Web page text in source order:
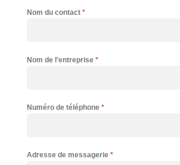
Nom du contact *
Nom de l'entreprise *
Numéro de téléphone *
Adresse de messagerie *